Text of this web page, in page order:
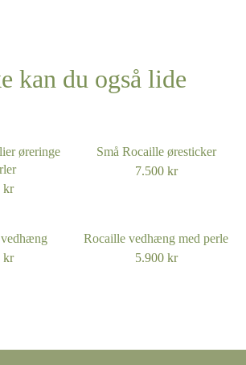
kan du også lide
øreringe
kr
Små Rocaille øresticker
7.500 kr
kr
Rocaille vedhæng med perle
5.900 kr